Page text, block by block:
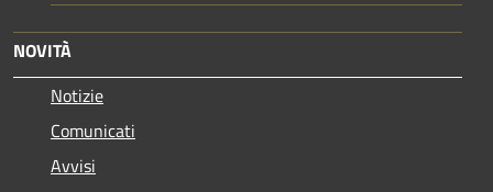
NOVITÀ
Notizie
Comunicati
Avvisi